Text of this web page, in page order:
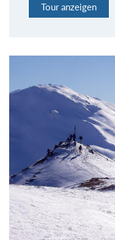
Tour anzeigen